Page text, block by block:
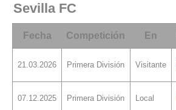
Sevilla FC
Fecha Competición En
21.03.2026 Primera División Visitante
07.12.2025 Primera División Local